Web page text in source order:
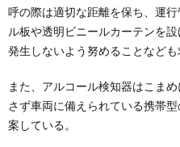
呼の際は適切な距離を保ち、運
ル板や透明ビニールカーテンを
発生しないよう努めることなども
また、アルコール検知器はこま
さず車両に備えられている携帯
案している。